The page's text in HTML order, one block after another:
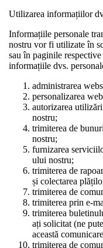
Utilizarea informațiilor
Informațiile personale
nostru vor fi utilizate în
sau în paginile
informațiile dvs.
administrarea
personalizarea
autorizarea
nostru;
trimiterea de
nostru;
furnizarea
ului nostru;
trimiterea de
și colectarea
trimiterea de
trimiterea prin e-
trimiterea
ați solicitat (ne
această
trimiterea de